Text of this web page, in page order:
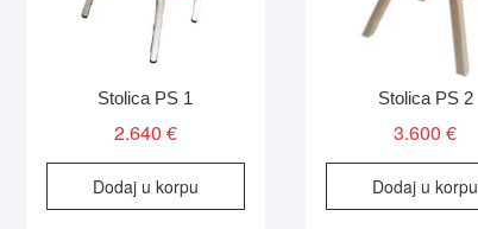
Stolica PS 1
2.640 €
Dodaj u korpu
Stolica PS 2
3.600€
Dodaj u korpu